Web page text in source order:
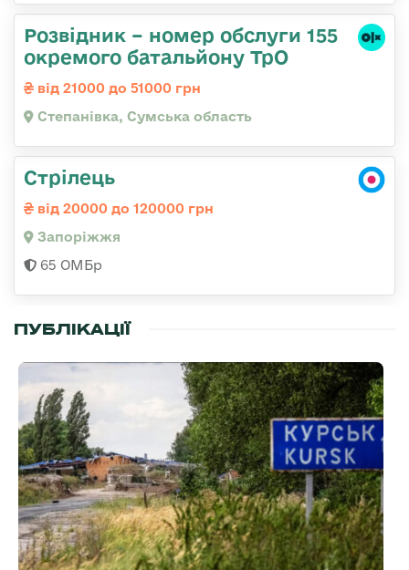
Розвідник – номер обслуги 155
окремого батальйону ТрО
від 21000 до 51000 грн
Степанівка, Сумська область
Стрілець
від 20000 до 120000 грн
Запоріжжя
65 ОМБр
ПУБЛІКАЦІЇ